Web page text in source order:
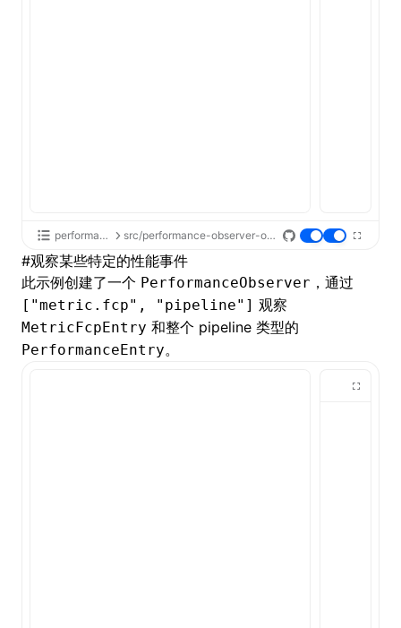
performance-api src/performance-observer-observe/index.tsx
#观察某些特定的性能事件
此示例创建了一个 PerformanceObserver ，通过
["metric.fcp", "pipeline"] 观察
MetricFcpEntry 和整个 pipeline 类型的
PerformanceEntry。